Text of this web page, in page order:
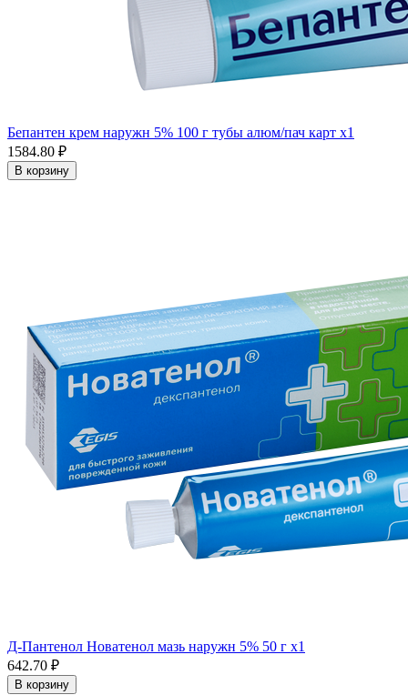
Бепантен крем наружн 5% 100 г тубы алюм/пач карт x1
1584.80 ₽
В корзину
Д-Пантенол Новатенол мазь наружн 5% 50 г x1
642.70 ₽
В корзину